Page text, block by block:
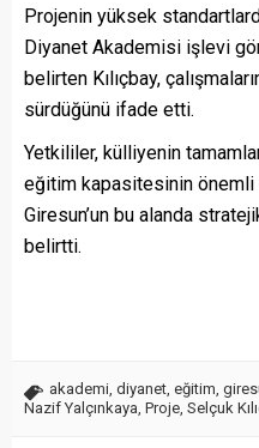
Projenin yüksek
Diyanet Akademisi işlevi
belirten Kılıçbay,
sürdüğünü ifade etti.
Yetkililer, külliyenin
eğitim kapasitesinin önemli
Giresun’un bu alanda
belirtti.
akademi diyanet eğitim
Nazif Yalçınkaya Proje Selçuk